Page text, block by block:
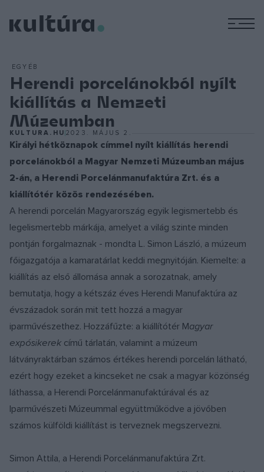
EGYÉB
Herendi porcelánokból nyílt
kiállítás a Nemzeti
Múzeumban
KULTURA.HU 2023. MÁJUS 2.
Királyi hétköznapok címmel nyílt kiállítás herendi
porcelánokból a Magyar Nemzeti Múzeumban május
2-án, a Herendi Porcelánmanufaktúra Zrt. és a
kiállítótér közös rendezésében.
A herendi porcelán Magyarország egyik legismertebb és
legelismertebb márkája, amelyet a világ szinte minden
pontján forgalmaznak - mondta L. Simon László, a múzeum
főigazgatója a kamaratárlat keddi megnyitóján. Kiemelte: a
kiállítás az első állomása annak a sorozatnak, amely
bemutatja, hogy a kétszáz éves Herendi Manufaktúra az
évszázadok során mit tett hozzá a magyar
iparművészethez. Hozzáfűzte: a kiállítótér Magyar
expósikerek című tárlatán, valamint a múzeum
látványraktárban számos értékes herendi porcelán látható,
ezért hogy ezeket a kincseket ne csak a magyar közönség
láthassa, a Herendi Porcelánmanufaktúrával és az
Iparművészeti Múzeummal együttműködve a jövőben
számos külföldi kiállítást is terveznek megszervezni.
Simon Attila, a Herendi Porcelánmanufaktúra Zrt.